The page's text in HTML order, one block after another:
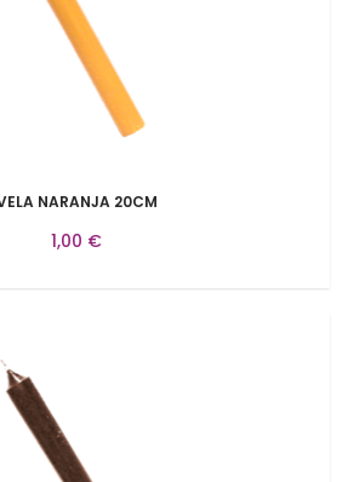
NARANJA 20CM
1,00 €